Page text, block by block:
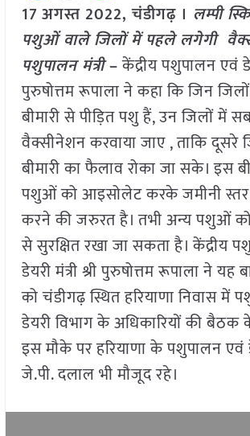
17 अगस्त 2022, चंडीगढ़ । लम्पी
पशुओं वाले जिलों में पहले लगेगी
पशुपालन मंत्री–केंद्रीय पशुपालन एवं
पुरुषोत्तम रूपाला ने कहा कि जिन
बीमारी से पीड़ित पशु हैं, उन जिलों में
वैक्सीनेशन करवाया जाए , ताकि दूसरे
बीमारी का फैलाव रोका जा सके। इस
पशुओं को आइसोलेट करके जमीनी स्तर
करने की जरुरत है। तभी अन्य पशुओं को
से सुरक्षित रखा जा सकता है। केंद्रीय
डेयरी मंत्री श्री पुरुषोत्तम रूपाला ने यह
को चंडीगढ़ स्थित हरियाणा निवास में
डेयरी विभाग के अधिकारियों की बैठक
इस मौके पर हरियाणा के पशुपालन एवं
जे.पी. दलाल भी मौजूद रहे।